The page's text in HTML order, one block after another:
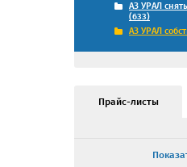
АЗ УРАЛ
(633)
АЗ УРАЛ
Прайс-листы